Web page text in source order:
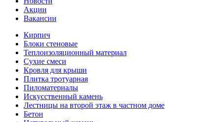
Акции
Вакансии
Кирпич
Блоки стеновые
Теплоизоляционный материал
Сухие смеси
Кровля для крыши
Плитка тротуарная
Пиломатериалы
Искусственный камень
Лестницы на второй этаж в частном доме
Бетон